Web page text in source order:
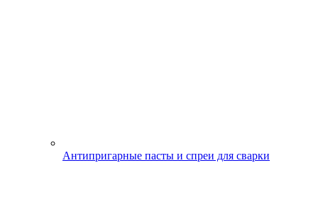
Антипригарные пасты и спреи для сварки